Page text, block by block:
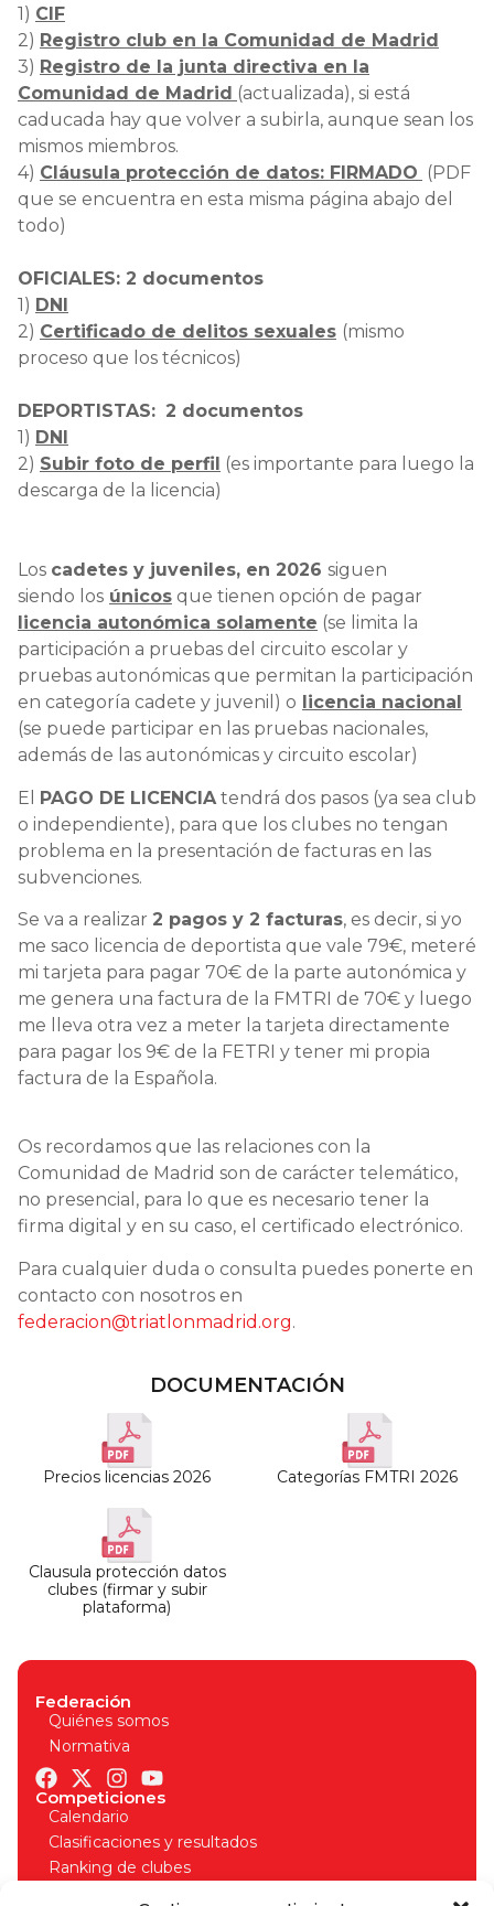
1) CIF
2) Registro club en la Comunidad de Madrid
3) Registro de la junta directiva en la
Comunidad de Madrid (actualizada), si está
caducada hay que volver a subirla, aunque sean los
mismos miembros.
4) C láusula protección de datos: FIRMADO (PDF
que se encuentra en esta misma página abajo del
todo)
OFICIALES: 2 documentos
1) DNI
2) Certificado de delitos sexuales (mismo
proceso que los técnicos)
DEPORTISTAS: 2 documentos
1) DNI
2) Subir foto de perfil
(es importante para luego la
descarga de la licencia)
Los cadetes y juveniles, en 2026 siguen
siendo los únicos que tienen opción de pagar
licencia autonómica solamente (se limita la
participación a pruebas del circuito escolar y
pruebas autonómicas que permitan la participación
en categoría cadete y juvenil) o
licencia nacional
(se puede participar en las pruebas nacionales,
además de las autonómicas y circuito escolar)
El PAGO DE LICENCIA tendrá dos pasos (ya sea club
o independiente), para que los clubes no tengan
problema en la presentación de facturas en las
subvenciones.
Se va a realizar 2 pagos y 2 facturas, es decir, si yo
me saco licencia de deportista que vale 79€, meteré
mi tarjeta para pagar 70€ de la parte autonómica y
me genera una factura de la FMTRI de 70€ y luego
me lleva otra vez a meter la tarjeta directamente
para pagar los 9€ de la FETRI y tener mi propia
factura de la Española.
Os recordamos que las relaciones con la
Comunidad de Madrid son de carácter telemático,
no presencial, para lo que es necesario tener la
firma digital y en su caso, el certificado electrónico.
Para cualquier duda o consulta puedes ponerte en
contacto con nosotros en
federacion@triatlonmadrid.org.
DOCUMENTACIÓN
Precios licencias 2026 Categorías FMTRI 2026
Clausula protección datos
clubes (firmar y subir
plataforma)
Federación
Quiénes somos
Normativa
Competiciones
Calendario
Clasificaciones y resultados
Ranking de clubes